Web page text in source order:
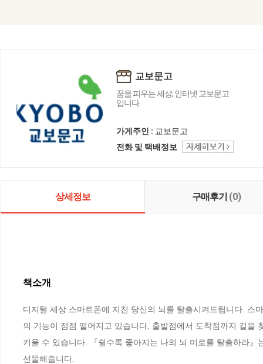
교보문고
꿈을 피우는 세상, 인터넷 교보문고
입니다.
가게주인 : 교보문고
전화 및 택배정보
상세정보 구매후기 (0)
책소개
디지털 세상 스마트폰에 지친 당신의 뇌를 탈출시켜드립니다. 스
의 기능이 점점 떨어지고 있습니다. 출발점에서 도착점까지 길을
키울 수 있습니다. 『쉴수록 좋아지는 나의 뇌 미로를 탈출하라
선물해줍니다.